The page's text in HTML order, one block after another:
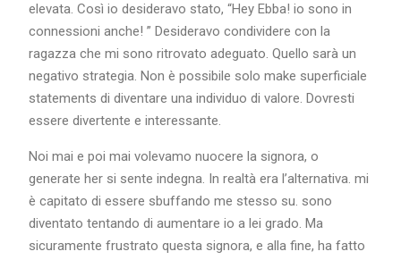
elevata. Così io desideravo stato, “Hey Ebba! io sono in
connessioni anche! ” Desideravo condividere con la
ragazza che mi sono ritrovato adeguato. Quello sarà un
negativo strategia. Non è possibile solo make superficiale
statements di diventare una individuo di valore. Dovresti
essere divertente e interessante.
Noi mai e poi mai volevamo nuocere la signora, o
generate her si sente indegna. In realtà era l’alternativa. mi
è capitato di essere sbuffando me stesso su. sono
diventato tentando di aumentare io a lei grado. Ma
sicuramente frustrato questa signora, e alla fine, ha fatto